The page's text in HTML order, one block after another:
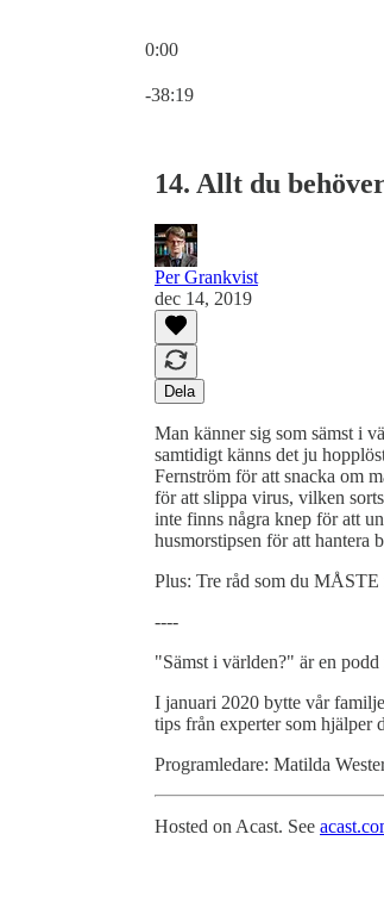
0:00
-38:19
14. Allt du
Per Grankvist
dec 14, 2019
Dela
Man känner sig som sämst i
samtidigt känns det ju
Fernström för att snacka om
för att slippa virus, vilken
inte finns några knep för att
husmorstipsen för att hantera
Plus: Tre råd som du
----
"Sämst i världen?" är en podd
I januari 2020 bytte vår
tips från experter som hjälper
Programledare: Matilda
Hosted on Acast. See